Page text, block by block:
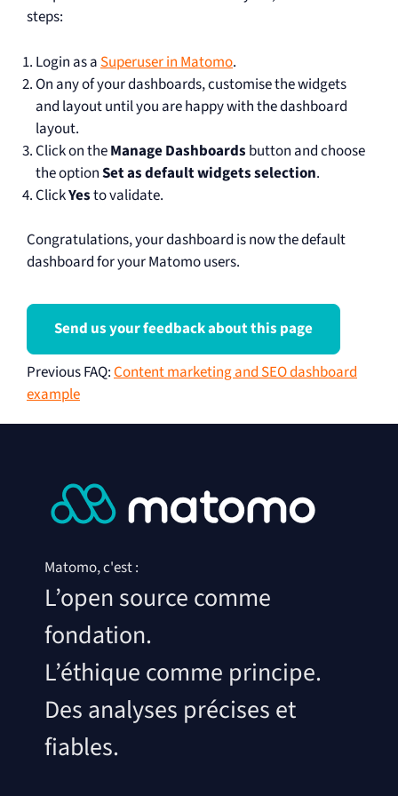
steps:
Login as a Superuser in Matomo.
On any of your dashboards, customise​​ the widgets
and layout until you are happy with the dashboard
layout.
Click on theManage Dashboards button and choose
the optionSet as default widgets selection.
ClickYesto validate.
Congratulations, your dashboard is now the default
dashboard for your Matomo users.
Send us your feedback about this page
Previous FAQ:Content marketing and SEO dashboard
example
Matomo, c'est :
L’open source comme
fondation.
L’éthique comme principe.
Des analyses précises et
fiables.